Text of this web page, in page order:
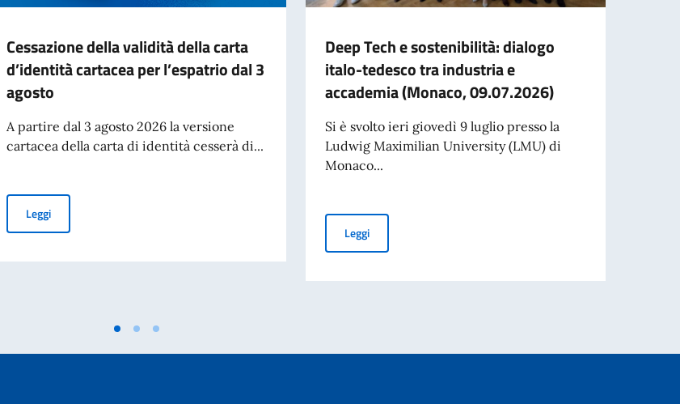
Cessazione della validità della carta
d’identità cartacea per l’espatrio dal 3
agosto
A partire dal 3 agosto 2026 la versione
cartacea della carta di identità cesserà di...
LeggiCessazione della validità della carta d’identità cartacea per l’espatrio dal 3 agosto
Deep Tech e sostenibilità: dialogo
italo-tedesco tra industria e
accademia (Monaco, 09.07.2026)
Si è svolto ieri giovedì 9 luglio presso la
Ludwig Maximilian University (LMU) di
Monaco...
LeggiDeep Tech e sostenibilità: dialogo italo-tedesco tra industria e